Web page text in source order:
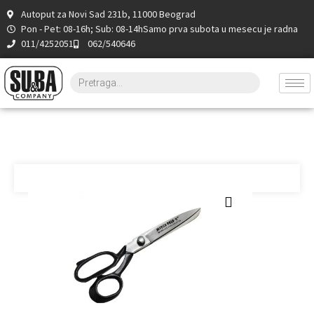
Autoput za Novi Sad 231b, 11000 Beograd
Pon - Pet: 08-16h; Sub: 08-14hSamo prva subota u mesecu je radna
011/4252051
062/540646